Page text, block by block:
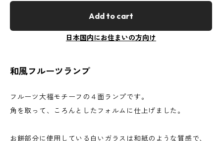
Add to cart
日本国内にお住まいの方向け
和風フルーツランプ
フルーツ大福モチーフの４面ランプです。
角を取って、ころんとしたフォルムに仕上げました。
お餅部分に使用している白いガラスは和紙のような質感で、